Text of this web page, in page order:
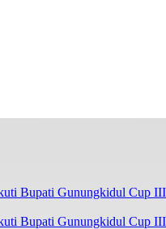
Bupati Gunungkidul Cup III